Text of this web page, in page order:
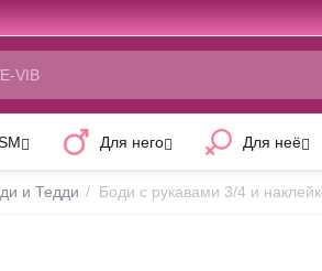
Для него Для неё
и Тедди / Боди с рукавами 3/4 и